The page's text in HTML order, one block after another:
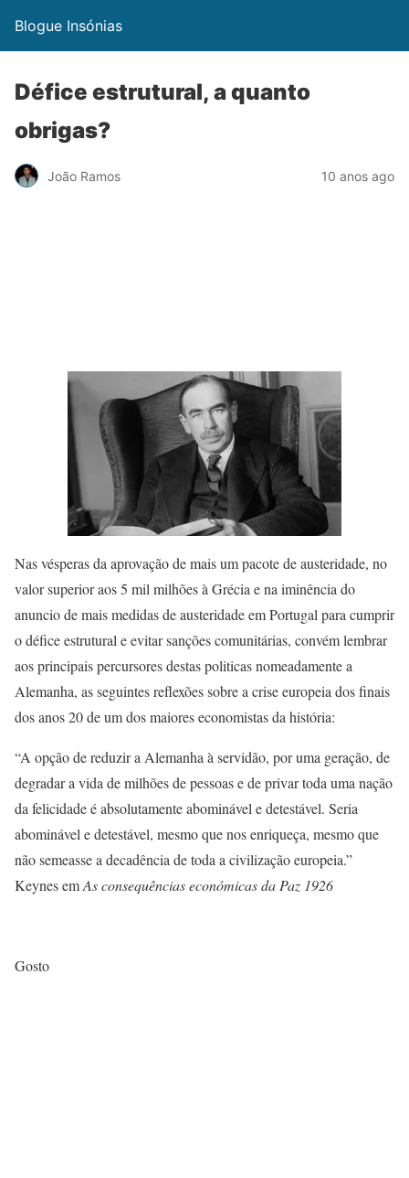
Blogue Insónias
Défice estrutural, a quanto
obrigas?
João Ramos 10 anos ago
Nas vésperas da aprovação de mais um pacote de austeridade, no
valor superior aos 5 mil milhões à Grécia e na iminência do
anuncio de mais medidas de austeridade em Portugal para cumprir
o défice estrutural e evitar sanções comunitárias, convém lembrar
aos principais percursores destas politicas nomeadamente a
Alemanha, as seguintes reflexões sobre a crise europeia dos finais
dos anos 20 de um dos maiores economistas da história:
“A opção de reduzir a Alemanha à servidão, por uma geração, de
degradar a vida de milhões de pessoas e de privar toda uma nação
da felicidade é absolutamente abominável e detestável. Seria
abominável e detestável, mesmo que nos enriqueça, mesmo que
não semeasse a decadência de toda a civilização europeia.”
Keynes emAs consequências económicas da Paz 1926
Gosto